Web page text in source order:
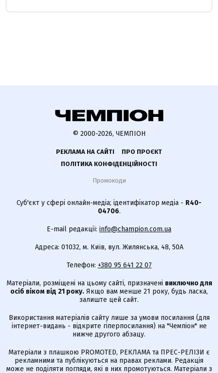
© 2000-2026, ЧЕМПІОН
РЕКЛАМА НА САЙТІ
ПРО ПРОЄКТ
ПОЛІТИКА КОНФІДЕНЦІЙНОСТІ
Промокоди
Суб'єкт у сфері онлайн-медіа; ідентифікатор медіа - R40-
04706.
E-mail редакції: info@champion.com.ua
Адреса: 01032, м. Київ, вул. Жилянська, 48, 50А
Телефон: +380 95 641 22 07
Матеріали, розміщені на цьому сайті, призначені виключно для
осіб віком від 21 року. Якщо вам менше 21 року, будь ласка,
залиште цей сайт.
Використання матеріалів сайту лише за умови посилання (для
інтернет-видань - відкрите гіперпосилання) на "Чемпіон" не
нижче другого абзацу.
Матеріали з плашкою PROMOTED, РЕКЛАМА та ПРЕС-РЕЛІЗИ є
рекламними та публікуються на правах реклами. Редакція
може не поділяти погляди, які в них промотуються. Матеріали з